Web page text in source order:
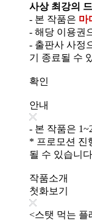
사상 최강의
- 본 작품은 마
- 해당 이용권
- 출판사 사정
기 종료될 수
확인
안내
- 본 작품은
* 프로모션 진
될 수 있습니
작품소개
첫화보기
<스탯 먹는 플